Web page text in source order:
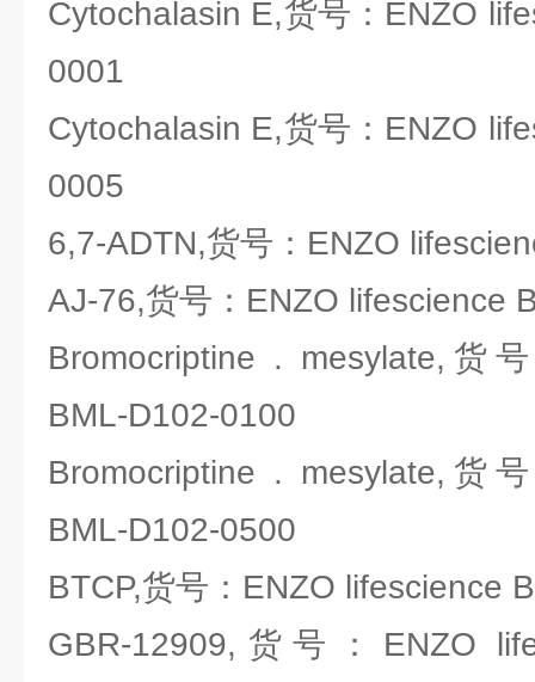
Cytochalasin E,货号：ENZO
0001
Cytochalasin E,货号：ENZO
0005
6,7-ADTN,货号：ENZO
AJ-76,货号：ENZO lifescience
Bromocriptine . mesylate,货
BML-D102-0100
Bromocriptine . mesylate,货
BML-D102-0500
BTCP,货号：ENZO lifescience
GBR-12909,货号：ENZO